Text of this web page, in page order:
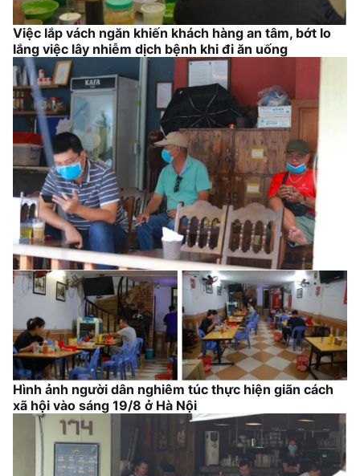
Việc lắp vách ngăn khiến khách hàng an tâm, bớt lo
lắng việc lây nhiễm dịch bệnh khi đi ăn uống
Hình ảnh người dân nghiêm túc thực hiện giãn cách
xã hội vào sáng 19/8 ở Hà Nội